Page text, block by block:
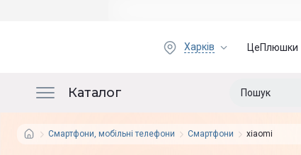
Харків ЦеПлюшки
Каталог
Смартфони, мобільні телефони Смартфони xiaomi